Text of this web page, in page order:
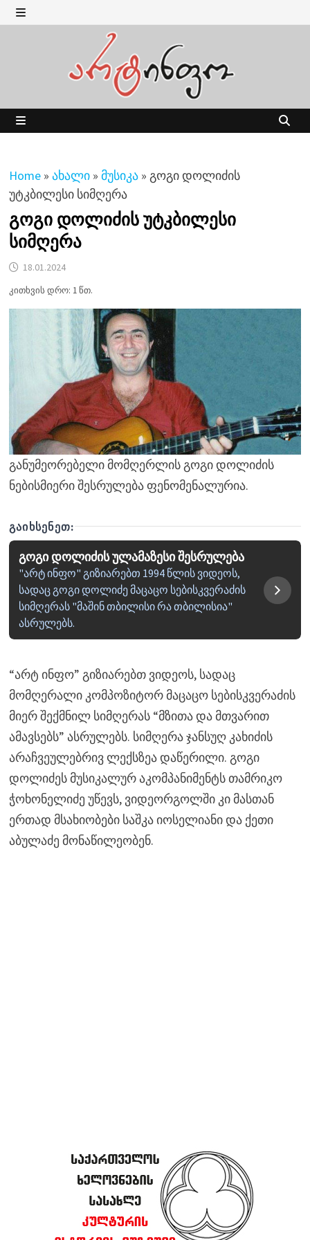
Skip
to
MENU
Home » ახალი » მუსიკა » გოგი დოლიძის
უტკბილესი სიმღერა
გოგი დოლიძის უტკბილესი
სიმღერა
18.01.2024
კითხვის დრო: 1 წთ.
განუმეორებელი მომღერლის გოგი დოლიძის
ნებისმიერი შესრულება ფენომენალურია.
ᲒᲐᲘᲮᲡᲔᲜᲔᲗ:
გოგი დოლიძის ულამაზესი შესრულება
"არტ ინფო" გიზიარებთ 1994 წლის ვიდეოს,
სადაც გოგი დოლიძე მაცაცო სებისკვერაძის
სიმღერას "მაშინ თბილისი რა თბილისია"
ასრულებს.
“არტ ინფო” გიზიარებთ ვიდეოს, სადაც
მომღერალი კომპოზიტორ მაცაცო სებისკვერაძის
მიერ შექმნილ სიმღერას “მზითა და მთვარით
ამავსებს” ასრულებს. სიმღერა ჯანსუღ კახიძის
არაჩვეულებრივ ლექსზეა დაწერილი. გოგი
დოლიძეს მუსიკალურ აკომპანიმენტს თამრიკო
ჭოხონელიძე უწევს, ვიდეორგოლში კი მასთან
ერთად მსახიობები საშკა იოსელიანი და ქეთი
აბულაძე მონაწილეობენ.